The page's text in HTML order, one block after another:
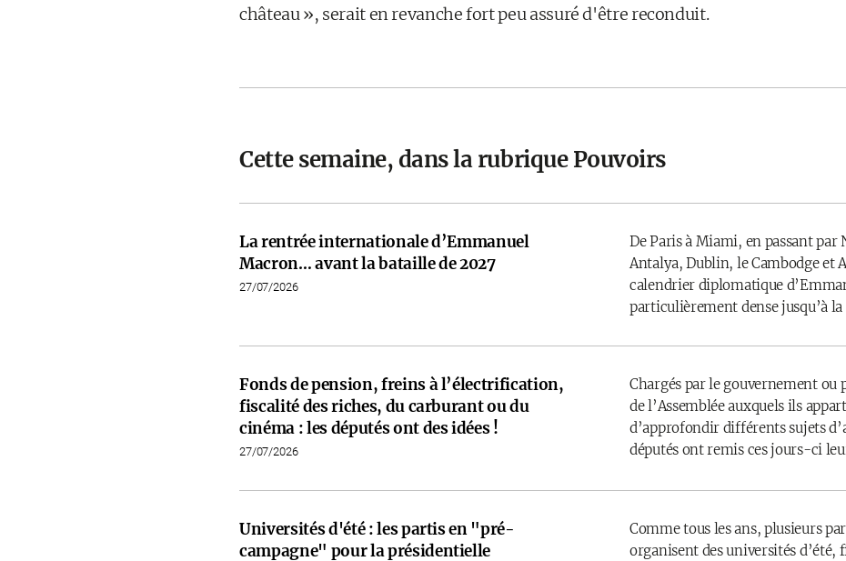
château », serait en revanche fort peu assuré d'être reconduit.
Cette semaine, dans la rubrique Pouvoirs
La rentrée internationale d’Emmanuel
Macron… avant la bataille de 2027
27/07/2026
De Paris à Miami, en passant par
Antalya, Dublin, le Cambodge et
calendrier diplomatique
particulièrement dense jusqu’à la
Fonds de pension, freins à l’électrification,
fiscalité des riches, du carburant ou du
cinéma : les députés ont des idées !
27/07/2026
Chargés par le gouvernement ou
de l’Assemblée auxquels ils
d’approfondir différents sujets
députés ont remis ces jours-ci
Universités d'été : les partis en "pré-
campagne" pour la présidentielle
Comme tous les ans, plusieurs
organisent des universités d’été,